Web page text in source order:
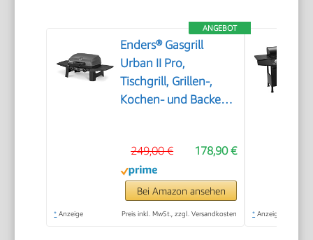
ANGEBOT
Enders® Gasgrill
Urban II Pro,
Tischgrill, Grillen-,
Kochen- und Backen
Thermometer,
Balkon-, Camping-
Grill, Aluguss-
Gehäuse, Gusseisen-
178,90 €
249,00 €
Bei Amazon ansehen
* Anzeige Preis inkl. MwSt., zzgl. Versandkosten * Anzeige